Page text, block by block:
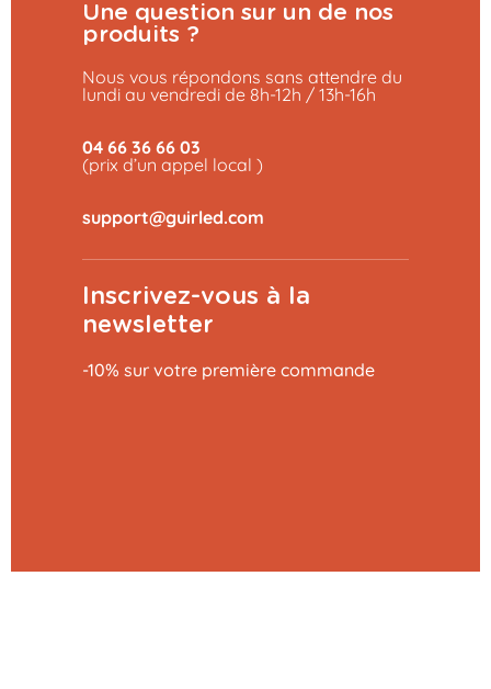
Une question sur un de nos
produits ?
Nous vous répondons sans attendre du
lundi au vendredi de 8h-12h / 13h-16h
04 66 36 66 03
(prix d’un appel local )
Inscrivez-vous à la
newsletter
-10% sur votre première commande